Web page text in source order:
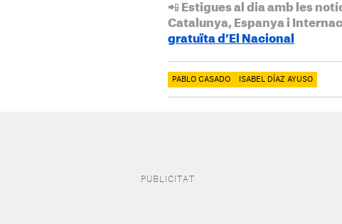
📲 Estigues al dia amb les
Catalunya, Espanya i
gratuïta d’El Nacional
PABLO CASADO ISABEL DÍAZ AYUSO